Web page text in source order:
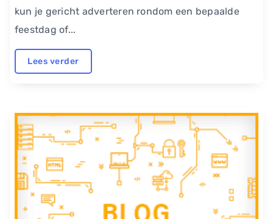
kun je gericht adverteren rondom een bepaalde
feestdag of...
Lees verder